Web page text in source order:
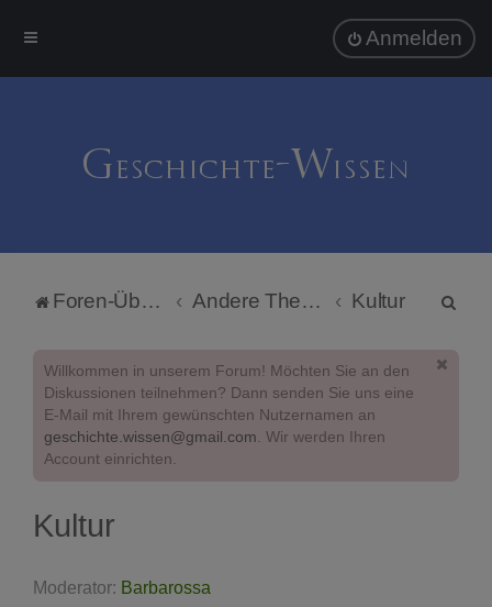
Anmelden
Foren-Übersicht Andere Themengebiete Kultur
Willkommen in unserem Forum! Möchten Sie an den
Diskussionen teilnehmen? Dann senden Sie uns eine
E-Mail mit Ihrem gewünschten Nutzernamen an
geschichte.wissen@gmail.com. Wir werden Ihren
Account einrichten.
Kultur
Moderator: Barbarossa